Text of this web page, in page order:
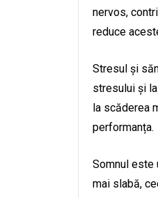
nervos,
reduce
Stresul și
stresului și
la scăderea
performanța.
Somnul este
mai slabă,